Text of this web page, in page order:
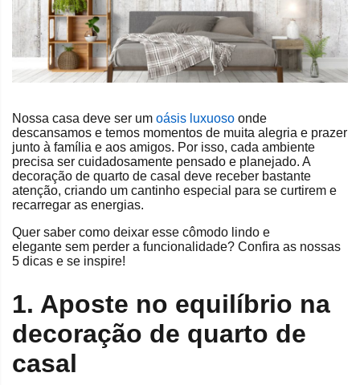
Nossa casa deve ser um oásis luxuoso onde
descansamos e temos momentos de muita alegria e prazer
junto à família e aos amigos. Por isso, cada ambiente
precisa ser cuidadosamente pensado e planejado. A
decoração de quarto de casal deve receber bastante
atenção, criando um cantinho especial para se curtirem e
recarregar as energias.
Quer saber como deixar esse cômodo lindo e
elegante sem perder a funcionalidade? Confira as nossas
5 dicas e se inspire!
1. Aposte no equilíbrio na
decoração de quarto de
casal